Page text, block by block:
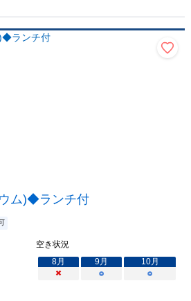
ム)◆ランチ付
空き状況
8月 9月 10月
×
○ ○